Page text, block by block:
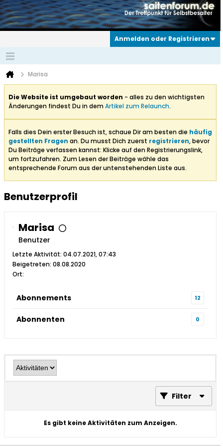
Anmelden oder Registrieren
Marisa
Die Website ist umgebaut worden - alles zu den wichtigsten
Änderungen findest Du in demArtikel zum Relaunch.
Falls dies Dein erster Besuch ist, schaue Dir am besten die häufig
gestellten Fragen an. Du musst Dich zuerst registrieren, bevor
Du Beiträge verfassen kannst: Klicke auf den Registrierungslink,
um fortzufahren. Zum Lesen der Beiträge wähle das
entsprechende Forum aus der untenstehenden Liste aus.
Benutzerprofil
Marisa
Benutzer
Letzte Aktivität: 04.07.2021, 07:43
Beigetreten: 08.08.2020
Ort:
Abonnements 12
Abonnenten 0
Filter
Es gibt keine Aktivitäten zum Anzeigen.